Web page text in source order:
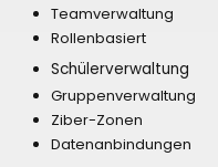
Teamverwaltung
Rollenbasiert
Schülerverwaltung
Gruppenverwaltung
Ziber-Zonen
Datenanbindungen